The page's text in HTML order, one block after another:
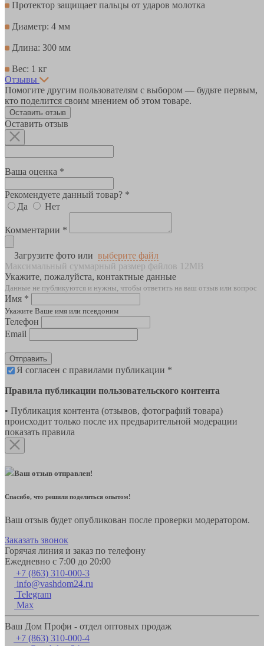
Протектор защищает пальцы от ударов молотка
Диаметр: 4 мм
Длина: 300 мм
Вес: 1 кг
Отзывы
Помогите другим пользователям с выбором — будьте первым,
кто поделится своим мнением об этом товаре.
Оставить отзыв
Оставить отзыв
Ваша оценка *
Рекомендуете данный товар? *
Да
Нет
Комментарии *
Загрузите фото или выберите файл
Максимальный суммарный размер файлов 12MB
Укажите, пожалуйста, контактные данные
Данные не публикуются и нужны, чтобы ответить на ваш отзыв или вопрос
Имя *
Укажите Ваше имя или псевдоним
Телефон
Email
Отправить
Я согласен с правилами публикации *
Правила публикации пользовательского контента
• Публикация контента (отзывов, фотографий товара)
происходит только после их предварительной модерации
показать правила
Ваш отзыв отправлен!
Спасибо, что решили поделиться опытом!
Ваш отзыв будет опубликован после проверки модератором.
Заказать звонок
Горячая линия и заказ по телефону
Ежедневно с 7:00 до 20:00
+7 (863) 310-000-3
info@vashdom24.ru
Telegram
Max
Ваш Дом Профи - отдел оптовых продаж
+7 (863) 310-000-4